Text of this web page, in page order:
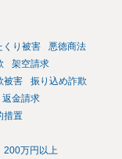
くり被害
悪徳商法
架空請求
被害
振り込め詐欺
返金請求
措置
200万円以上